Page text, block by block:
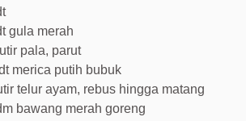
gula merah
pala, parut
merica putih bubuk
telur ayam, rebus hingga matang
bawang merah goreng